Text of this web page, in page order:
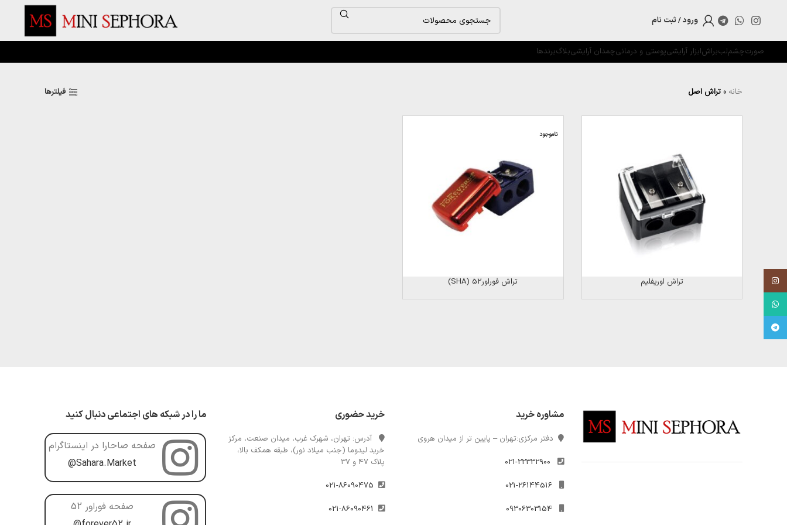
ورود / ثبت نام
صورتچشملببراشابزار آرایشیپوستی و درمانیچمدان آرایشیبلاگبرندها
خانه » تراش اصل فیلترها
تراش اوریفلیم
ناموجود
تراش فوراور52 (SHA)
مشاوره خرید
دفتر مرکزی:تهران – پایین تر از میدان هروی
021-22332900
021-26144516
خرید حضوری
آدرس: تهران، شهرک غرب، میدان صنعت، مرکز
خرید لیدوما (جنب میلاد نور)، طبقه همکف بالا،
پلاک 47 و 37
ما را در شبکه های اجتماعی دنبال کنید
صفحه صاحارا در اینستاگرام
@Sahara.Market
صفحه فوراور 52